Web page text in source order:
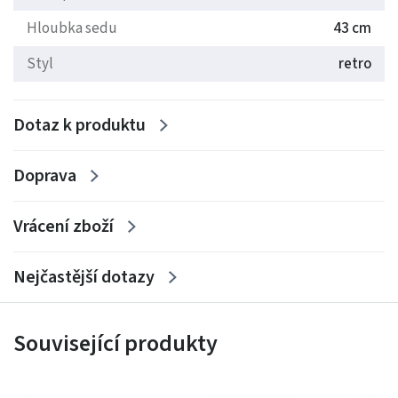
Hloubka sedu
43 cm
Styl
retro
Dotaz k produktu
Doprava
Vrácení zboží
Nejčastější dotazy
Související produkty